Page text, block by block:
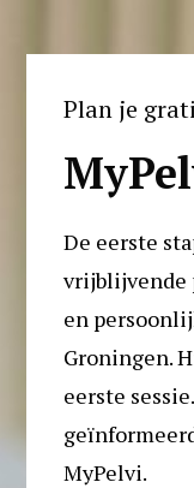
Plan je
De eerste
vrijblijvende
en
Groningen.
eerste
MyPelvi.